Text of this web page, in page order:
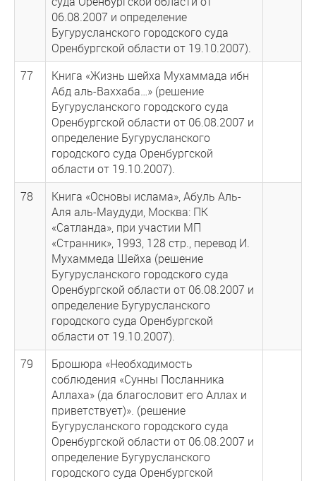
06.08.2007 и определение
Бугурусланского городского суда
Оренбургской области от 19.10.2007).
77
Книга «Жизнь шейха Мухаммада ибн
Абд аль-Ваххаба…» (решение
Бугурусланского городского суда
Оренбургской области от 06.08.2007 и
определение Бугурусланского
городского суда Оренбургской
области от 19.10.2007).
78
Книга «Основы ислама», Абуль Аль-
Аля аль-Маудуди, Москва: ПК
«Сатланда», при участии МП
«Странник», 1993, 128 стр., перевод И.
Мухаммеда Шейха (решение
Бугурусланского городского суда
Оренбургской области от 06.08.2007 и
определение Бугурусланского
городского суда Оренбургской
области от 19.10.2007).
79
Брошюра «Необходимость
соблюдения «Сунны Посланника
Аллаха» (да благословит его Аллах и
приветствует)». (решение
Бугурусланского городского суда
Оренбургской области от 06.08.2007 и
определение Бугурусланского
городского суда Оренбургской